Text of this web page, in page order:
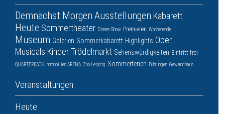
Demnächst Morgen Ausstellungen Kabarett
Heute Sommertheater Dinner-Show Premieren Wochenende
Museum Galerien Sommerkabarett Highlights Oper
Musicals KinderTrödelmarkt Sehenswürdigkeiten Eintritt frei
QUARTERBACK Immobilien ARENA Zoo Leipzig Sommerferien Führungen Gewandhaus
Veranstaltungen
Heute